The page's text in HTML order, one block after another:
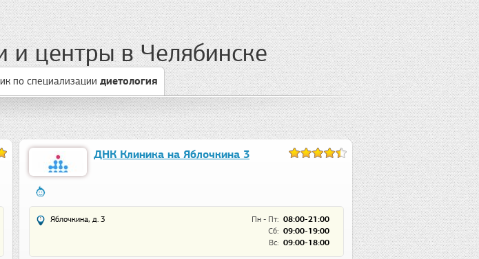
и центры в Челябинске
по специализации диетология
ДНК Клиника на Яблочкина 3
Пн - Пт: 08:00-21:00
Сб: 09:00-19:00
Вс: 09:00-18:00
Яблочкина, д. 3